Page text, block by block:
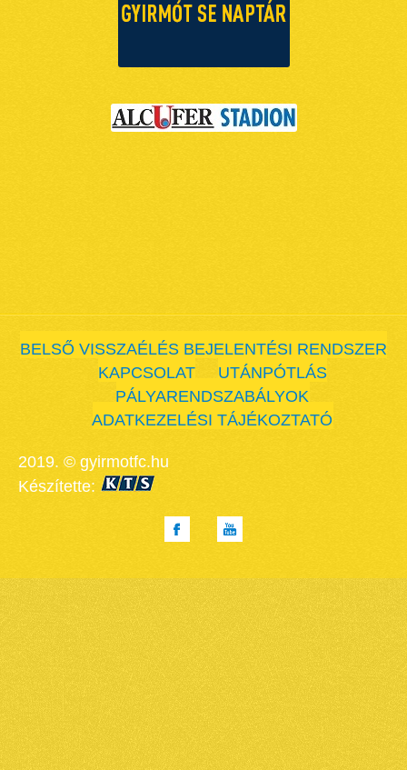
BELSŐ VISSZAÉLÉS BEJELENTÉSI RENDSZER
KAPCSOLAT
UTÁNPÓTLÁS
PÁLYARENDSZABÁLYOK
ADATKEZELÉSI TÁJÉKOZTATÓ
2019. © gyirmotfc.hu
Készítette: